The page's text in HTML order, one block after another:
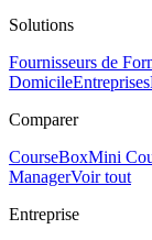
Solutions
Fournisseurs de
DomicileEntreprises
Comparer
CourseBoxMini
ManagerVoir tout
Entreprise